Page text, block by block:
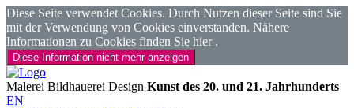
Diese Seite verwendet Cookies. Durch Nutzen dieser Seite sind Sie
mit der Verwendung von Cookies einverstanden. Nähere
Informationen zu Cookies finden Sie hier .
Diese Information nicht mehr anzeigen
Malerei Bildhauerei Design Kunst des 20. und 21. Jahrhunderts
EN